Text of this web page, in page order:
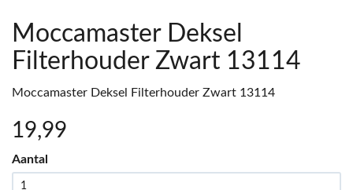
Moccamaster Deksel
Filterhouder Zwart 13114
Moccamaster Deksel Filterhouder Zwart 13114
19,99
Aantal